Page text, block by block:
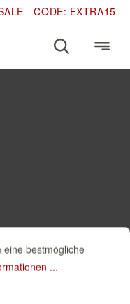
- CODE: EXTRA15
eine bestmögliche
...